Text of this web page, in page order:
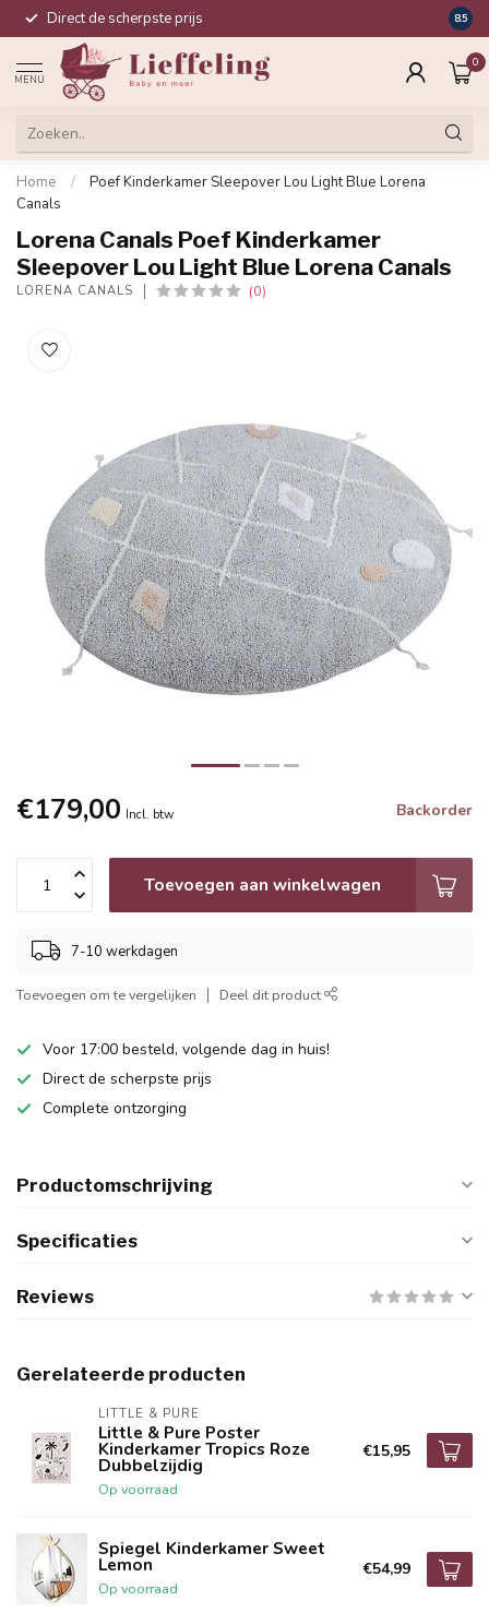
Direct de scherpste prijs 8.5
MENU
0
Home /
Poef Kinderkamer Sleepover Lou Light Blue Lorena
Canals
Lorena Canals Poef Kinderkamer
Sleepover Lou Light Blue Lorena Canals
LORENA CANALS (0)
€179,00 Incl. btw Backorder
Toevoegen aan winkelwagen
7-10 werkdagen
Toevoegen om te vergelijken Deel dit product
Voor 17:00 besteld, volgende dag in huis!
Direct de scherpste prijs
Complete ontzorging
Productomschrijving
Specificaties
Reviews
Gerelateerde producten
LITTLE & PURE
Little & Pure Poster
Kinderkamer Tropics Roze
Dubbelzijdig
Op voorraad
€15,95
Spiegel Kinderkamer Sweet
Lemon
Op voorraad
€54,99